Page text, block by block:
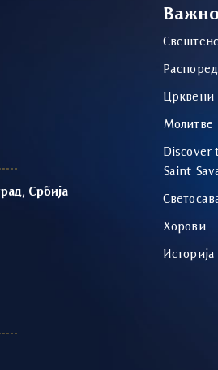
Србија
Важно
Црквени
Молитве
Discover
Saint
Хорови
Историја